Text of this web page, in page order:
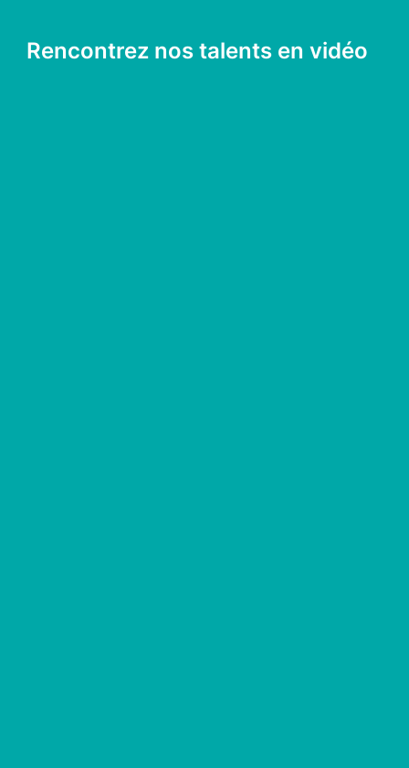
Rencontrez nos talents en vidéo